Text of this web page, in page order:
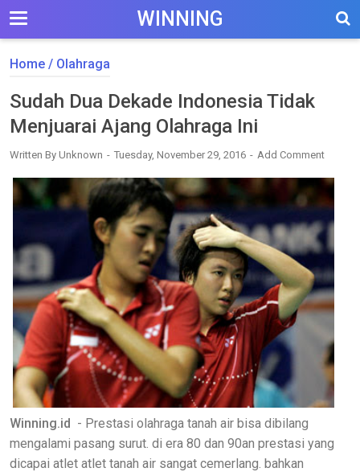
WINNING
Home / Olahraga
Sudah Dua Dekade Indonesia Tidak
Menjuarai Ajang Olahraga Ini
Written By Unknown Tuesday, November 29, 2016 Add Comment
Winning.id - Prestasi olahraga tanah air bisa dibilang
mengalami pasang surut. di era 80 dan 90an prestasi yang
dicapai atlet atlet tanah air sangat cemerlang. bahkan